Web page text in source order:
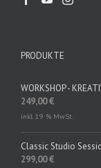
PRODUKTE
WORKSHOP -
249,00€
inkl. 19 % MwSt.
Classic Studio
299,00€